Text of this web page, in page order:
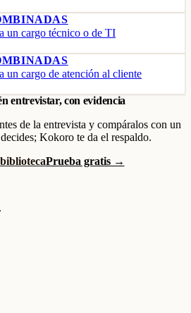
un cargo técnico o de TI
un cargo de atención al cliente
entrevistar, con evidencia
de la entrevista y compáralos con un
Kokoro te da el respaldo.
Prueba gratis →